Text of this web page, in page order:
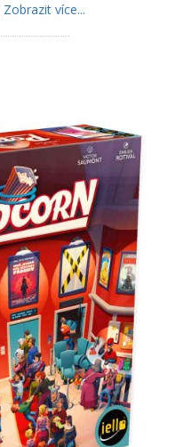
Zobrazit více...